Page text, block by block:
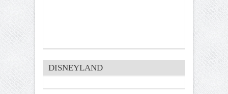
DISNEYLAND